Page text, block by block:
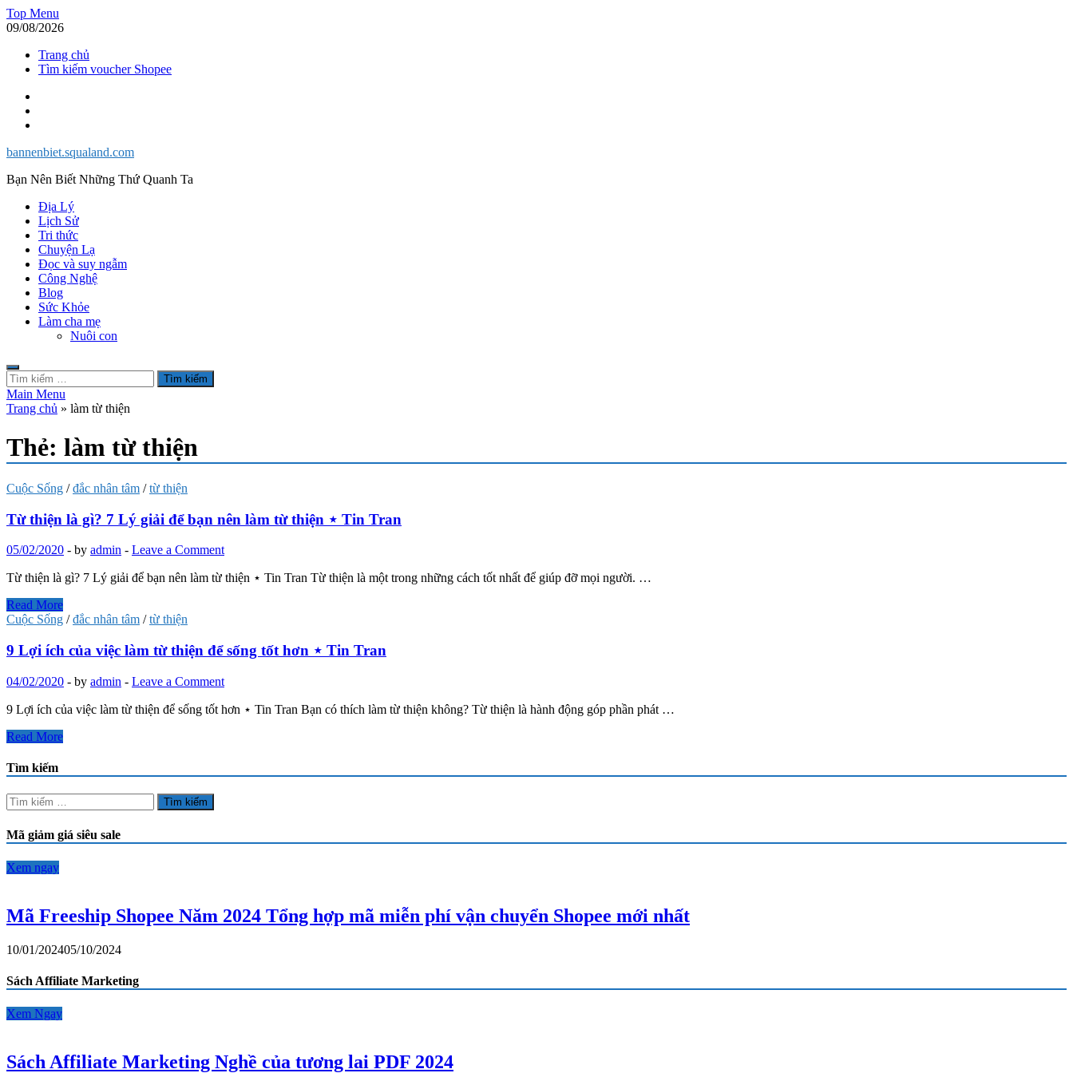
Skip
to
Top Menu
09/08/2026
Trang chủ
Tìm kiếm voucher Shopee
bannenbiet.squaland.com
Bạn Nên Biết Những Thứ Quanh Ta
Địa Lý
Lịch Sử
Tri thức
Chuyện Lạ
Đọc và suy ngẫm
Công Nghệ
Blog
Sức Khỏe
Làm cha mẹ
Nuôi con
Tìm
kiếm
cho:
Main Menu
Trang chủ » làm từ thiện
Thẻ: làm từ thiện
Cuộc Sống /đắc nhân tâm /từ thiện
Từ thiện là gì? 7 Lý giải để bạn nên làm từ thiện ⋆ Tin Tran
05/02/2020 - by admin - Leave a Comment
Từ thiện là gì? 7 Lý giải để bạn nên làm từ thiện ⋆ Tin Tran Từ thiện là một trong những cách tốt nhất để giúp đỡ mọi người. …
Từ
thiện
gì?
7
Lý
giải
để
nên
làm
từ
thiện
⋆
Tin
Read More
Cuộc Sống /đắc nhân tâm /từ thiện
9 Lợi ích của việc làm từ thiện để sống tốt hơn ⋆ Tin Tran
04/02/2020 - by admin - Leave a Comment
9 Lợi ích của việc làm từ thiện để sống tốt hơn ⋆ Tin Tran Bạn có thích làm từ thiện không? Từ thiện là hành động góp phần phát …
9
ích
của
việc
làm
thiện
sống
⋆
Tin
Read More
Tìm kiếm
Tìm
kiếm
cho:
Mã giảm giá siêu sale
Xem ngay
Mã Freeship Shopee Năm 2024 Tổng hợp mã miễn phí vận chuyển Shopee mới nhất
10/01/202405/10/2024
Sách Affiliate Marketing
Xem Ngay
Sách Affiliate Marketing Nghề của tương lai PDF 2024